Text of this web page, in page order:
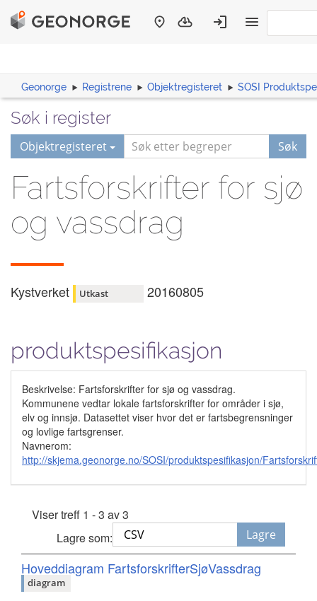
Geonorge Registrene Objektregisteret SOSI
Søk i register
Objektregisteret Søk
Fartsforskrifter for sjø
og vassdrag
Kystverket Utkast 20160805
produktspesifikasjon
Beskrivelse: Fartsforskrifter for sjø og vassdrag.
Kommunene vedtar lokale fartsforskrifter for områder i sjø,
elv og innsjø. Datasettet viser hvor det er fartsbegrensninger
og lovlige fartsgrenser.
Navnerom:
http://skjema.geonorge.no/SOSI/produktspesifikasjon/
Viser treff 1 - 3 av 3
Lagre som:
Lagre
Hoveddiagram FartsforskrifterSjøVassdrag
diagram